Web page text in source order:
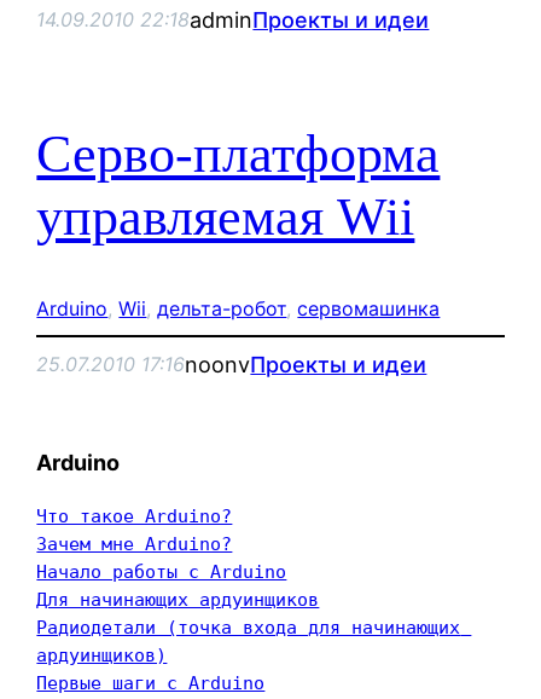
14.09.2010 22:18adminПроекты и идеи
Серво-платформа
управляемая Wii
Arduino, Wii, дельта-робот, сервомашинка
25.07.2010 17:16noonvПроекты и идеи
Arduino
Что такое Arduino?
Зачем мне Arduino?
Начало работы с Arduino
Для начинающих ардуинщиков
Радиодетали (точка входа для начинающих
ардуинщиков)
Первые шаги с Arduino